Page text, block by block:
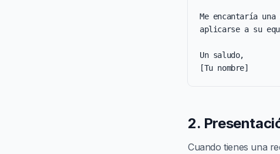
Me encantaría
aplicarse a su
Un saludo,
[Tu nombre]
2.
Cuando tienes una